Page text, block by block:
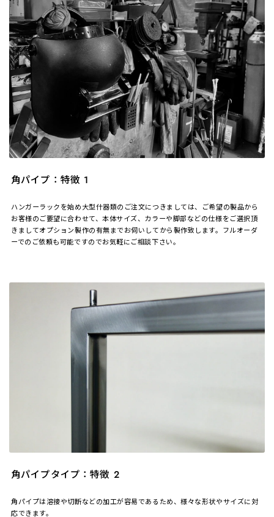
角パイプ：特徴 1
ハンガーラックを始め大型什器類のご注文につきましては、ご希望の製品から
お客様のご要望に合わせて、本体サイズ、カラーや脚部などの仕様をご選択頂
きましてオプション製作の有無までお伺いしてから製作致します。フルオーダ
ーでのご依頼も可能ですのでお気軽にご相談下さい。
角パイプタイプ：特徴 2
角パイプは溶接や切断などの加工が容易であるため、様々な形状やサイズに対
応できます。